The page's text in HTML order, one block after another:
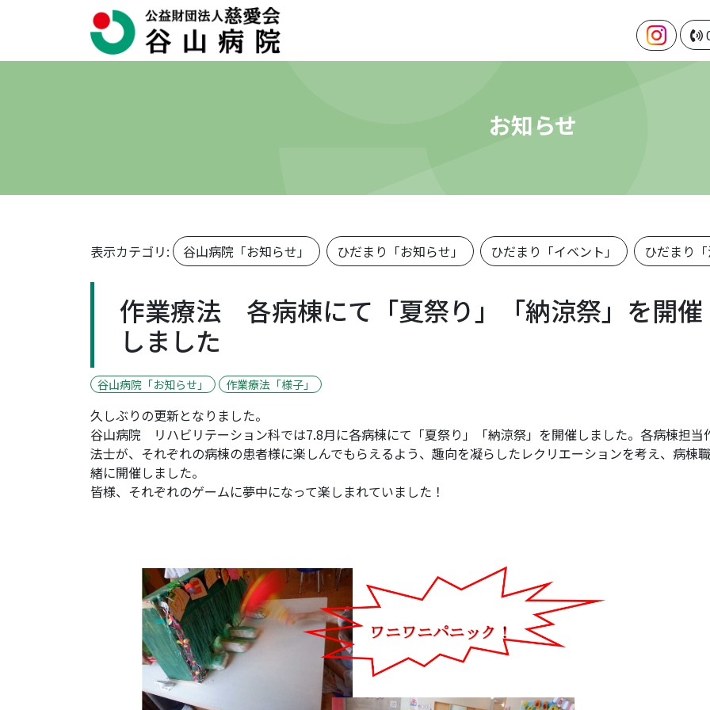
お知らせ
表示カテゴリ: 谷山病院「お知らせ」 ひだまり「お知らせ」 ひだまり「イベント」 ひだまり
作業療法 各病棟にて「夏祭り」「納涼祭」を開催
しました
谷山病院「お知らせ」 作業療法「様子」
久しぶりの更新となりました。
谷山病院 リハビリテーション科では7.8月に各病棟にて「夏祭り」「納涼祭」を開催しました。各病棟担当
法士が、それぞれの病棟の患者様に楽しんでもらえるよう、趣向を凝らしたレクリエーションを考え、病棟
緒に開催しました。
皆様、それぞれのゲームに夢中になって楽しまれていました！